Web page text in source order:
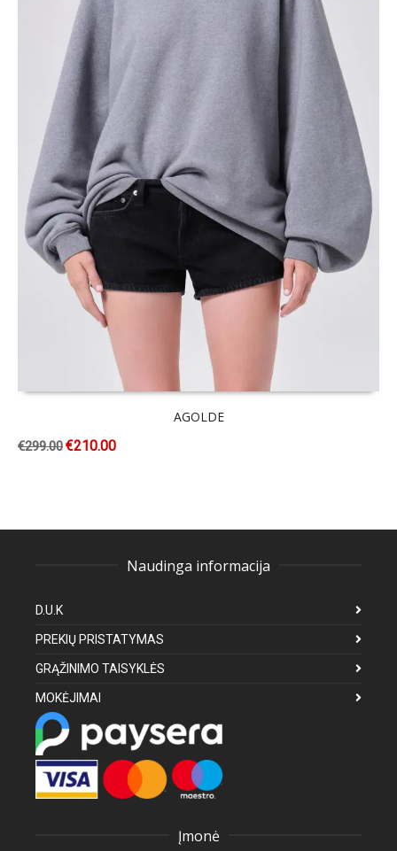
AGOLDE
€299.00€210.00
Naudinga informacija
D.U.K
PREKIŲ PRISTATYMAS
GRĄŽINIMO TAISYKLĖS
MOKĖJIMAI
Įmonė